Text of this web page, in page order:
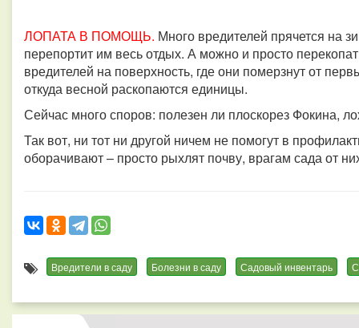
ЛОПАТА В ПОМОЩЬ. Много вредителей прячется на
перепортит им весь отдых. А можно и просто
вредителей на поверхность, где они померзнут от
откуда весной раскопаются единицы.
Сейчас много споров: полезен ли плоскорез Фокина,
Так вот, ни тот ни другой ничем не помогут в
оборачивают – просто рыхлят почву, врагам сада от
Вредители в саду Болезни в саду Садовый инвентарь